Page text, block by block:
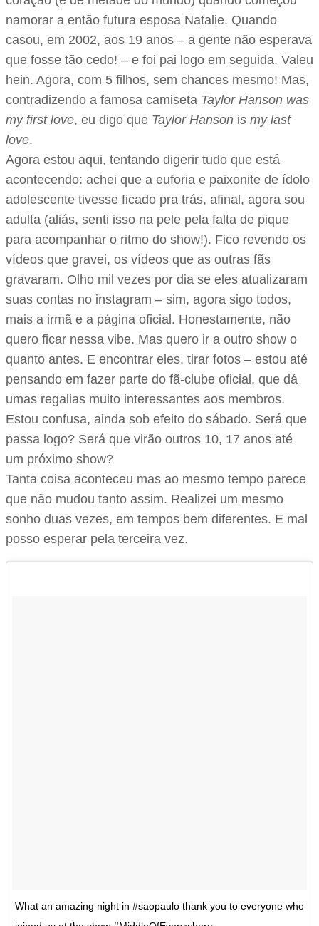
namorar a então futura esposa Natalie. Quando
casou, em 2002, aos 19 anos – a gente não esperava
que fosse tão cedo! – e foi pai logo em seguida. Valeu
hein. Agora, com 5 filhos, sem chances mesmo! Mas,
contradizendo a famosa camiseta Taylor Hanson was
my first love, eu digo que Taylor Hanson is my last
love.
Agora estou aqui, tentando digerir tudo que está
acontecendo: achei que a euforia e paixonite de ídolo
adolescente tivesse ficado pra trás, afinal, agora sou
adulta (aliás, senti isso na pele pela falta de pique
para acompanhar o ritmo do show!). Fico revendo os
vídeos que gravei, os vídeos que as outras fãs
gravaram. Olho mil vezes por dia se eles atualizaram
suas contas no instagram – sim, agora sigo todos,
mais a irmã e a página oficial. Honestamente, não
quero ficar nessa vibe. Mas quero ir a outro show o
quanto antes. E encontrar eles, tirar fotos – estou até
pensando em fazer parte do fã-clube oficial, que dá
umas regalias muito interessantes aos membros.
Estou confusa, ainda sob efeito do sábado. Será que
passa logo? Será que virão outros 10, 17 anos até
um próximo show?
Tanta coisa aconteceu mas ao mesmo tempo parece
que não mudou tanto assim. Realizei um mesmo
sonho duas vezes, em tempos bem diferentes. E mal
posso esperar pela terceira vez.
What an amazing night in #saopaulo thank you to everyone who